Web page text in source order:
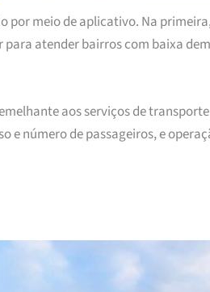
por meio de aplicativo. Na
atender bairros com baixa
aos serviços de
e número de passageiros, e